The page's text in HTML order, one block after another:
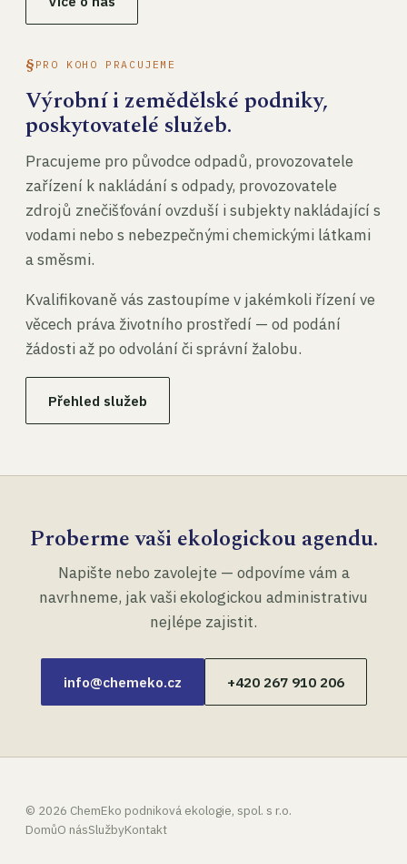
PRO KOHO PRACUJEME
Výrobní i zemědělské podniky,
poskytovatelé služeb.
Pracujeme pro původce odpadů, provozovatele
zařízení k nakládání s odpady, provozovatele
zdrojů znečišťování ovzduší i subjekty nakládající s
vodami nebo s nebezpečnými chemickými látkami
a směsmi.
Kvalifikovaně vás zastoupíme v jakémkoli řízení ve
věcech práva životního prostředí — od podání
žádosti až po odvolání či správní žalobu.
Přehled služeb
Proberme vaši ekologickou agendu.
Napište nebo zavolejte — odpovíme vám a
navrhneme, jak vaši ekologickou administrativu
nejlépe zajistit.
info@chemeko.cz +420 267 910 206
© 2026 ChemEko podniková ekologie, spol. s r.o.
DomůO násSlužbyKontakt